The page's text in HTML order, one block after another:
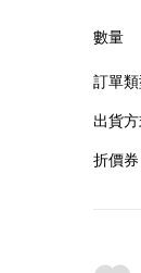
數量
訂單
出貨
折價券